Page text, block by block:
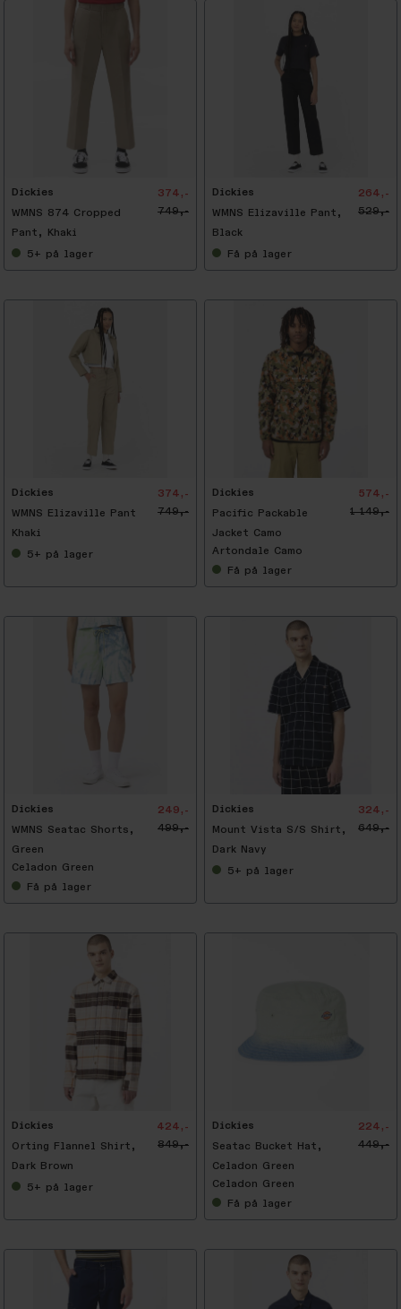
Dickies
WMNS 874 Cropped
Pant, Khaki
374,-
749,-
5+ på lager
Dickies
WMNS Elizaville Pant,
Black
264,-
529,-
Få på lager
Dickies
WMNS Elizaville Pant
Khaki
374,-
749,-
5+ på lager
Dickies
Pacific Packable
Jacket Camo
574,-
1 149,-
Artondale Camo
Få på lager
Dickies
WMNS Seatac Shorts,
Green
249,-
499,-
Celadon Green
Få på lager
Dickies
Mount Vista S/S Shirt,
Dark Navy
324,-
649,-
5+ på lager
Dickies
Orting Flannel Shirt,
Dark Brown
424,-
849,-
5+ på lager
Dickies
Seatac Bucket Hat,
Celadon Green
224,-
449,-
Celadon Green
Få på lager